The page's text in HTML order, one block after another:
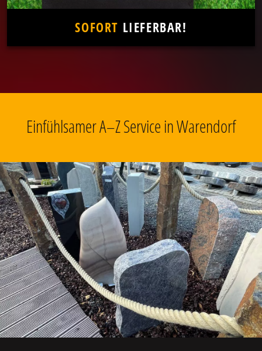
SOFORT LIEFERBAR!
Einfühlsamer A–Z Service in Warendorf